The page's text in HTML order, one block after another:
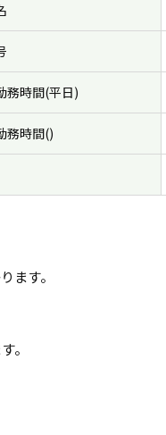
務時間(平日)
務時間()
ます。
。